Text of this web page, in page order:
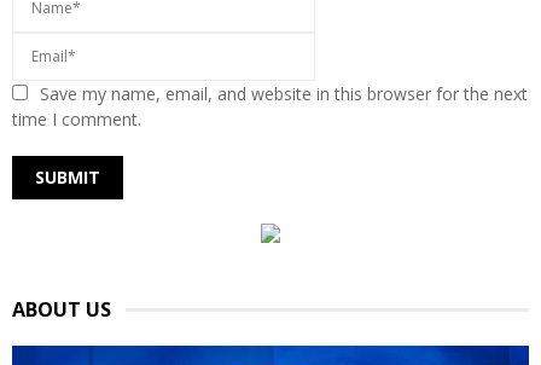
Save my name, email, and website in this browser for the next
time I comment.
ABOUT US